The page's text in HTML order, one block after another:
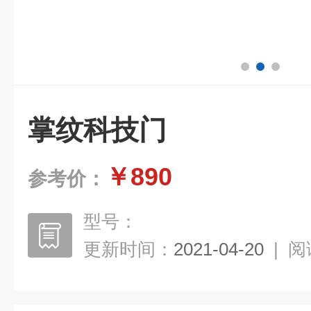
掌纹科技门
参考价： ￥890
型号：
更新时间： 2021-04-20 | 阅